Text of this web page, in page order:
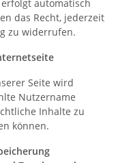
automatisch
das Recht, jederzeit
zu widerrufen.
Seite wird
Nutzername
Inhalte zu
können.